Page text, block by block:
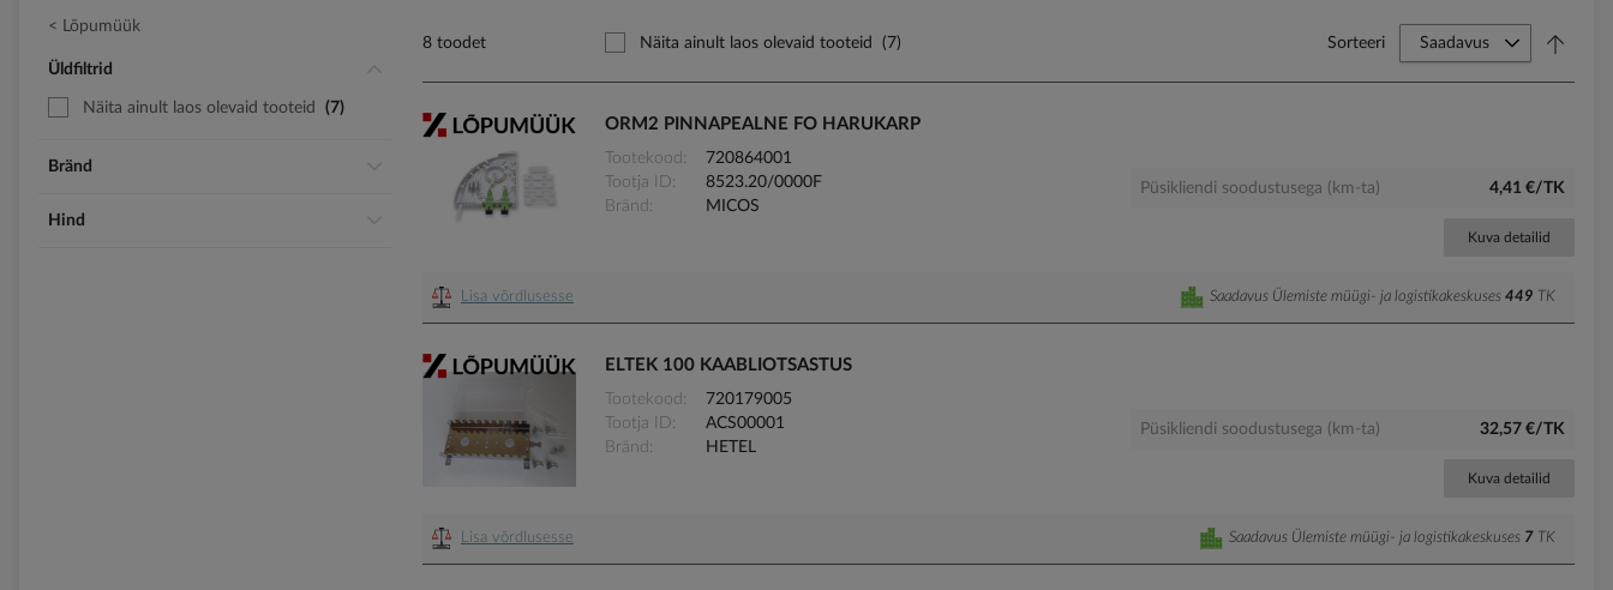
8 toodet Näita ainult laos olevaid tooteid (7) Sorteeri
ORM2 PINNAPEALNE FO HARUKARP
Tootekood
720864001
Tootja ID
8523.20/0000F
Bränd
MICOS
Püsikliendi soodustusega (km-ta) 4,41 €/TK
Kuva detailid
Lisa võrdlusesse Saadavus Ülemiste müügi- ja logistikakeskuses 449 TK
ELTEK 100 KAABLIOTSASTUS
Tootekood
720179005
Tootja ID
ACS00001
Bränd
HETEL
Püsikliendi soodustusega (km-ta) 32,57 €/TK
Kuva detailid
Lisa võrdlusesse Saadavus Ülemiste müügi- ja logistikakeskuses 7 TK
Lõpumüük
Üldfiltrid
Näita ainult laos olevaid tooteid 7
Bränd
Hind